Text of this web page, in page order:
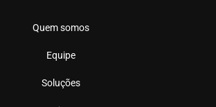
Quem somos
Equipe
Soluções